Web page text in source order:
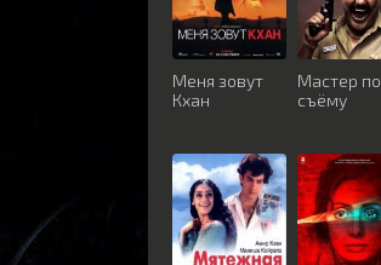
Меня зовут
Кхан
Мастер по
съёму